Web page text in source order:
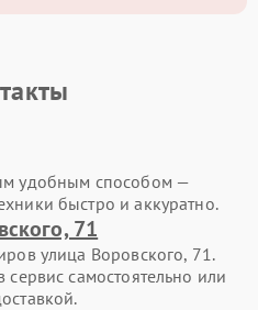
удобным способом —
быстро и аккуратно.
71
улица Воровского, 71.
сервис самостоятельно или